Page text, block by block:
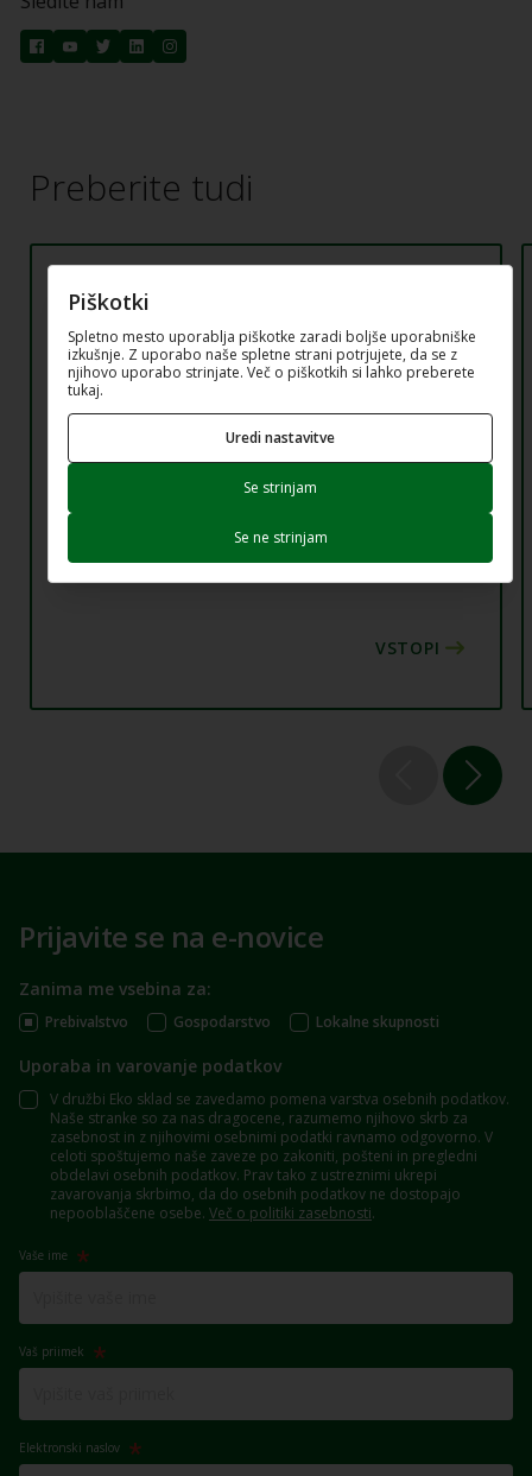
Preberite tudi
NOVICA
Raziskava: Pregrevanje stavb v
Sloveniji in bivalne navade
prebivalcev
Vaše izkušnje so ključne za uspeh raziskave.
Prijavite se na e-novice
Zanima me vsebina za:
Prebivalstvo Gospodarstvo Lokalne skupnosti
Uporaba in varovanje podatkov
V družbi Eko sklad se zavedamo pomena varstva osebnih podatkov.
Naše stranke so za nas dragocene, razumemo njihovo skrb za
zasebnost in z njihovimi osebnimi podatki ravnamo odgovorno. V
celoti spoštujemo naše zaveze po zakoniti, pošteni in pregledni
obdelavi osebnih podatkov. Prav tako z ustreznimi ukrepi
zavarovanja skrbimo, da do osebnih podatkov ne dostopajo
nepooblaščene osebe. Več o politiki zasebnosti.
Vaše ime
Vaš priimek
Elektronski naslov
Piškotki
Spletno mesto uporablja piškotke zaradi boljše uporabniške
izkušnje. Z uporabo naše spletne strani potrjujete, da se z
njihovo uporabo strinjate. Več o piškotkih si lahko preberete
tukaj.
Uredi nastavitve
Se strinjam
Se ne strinjam